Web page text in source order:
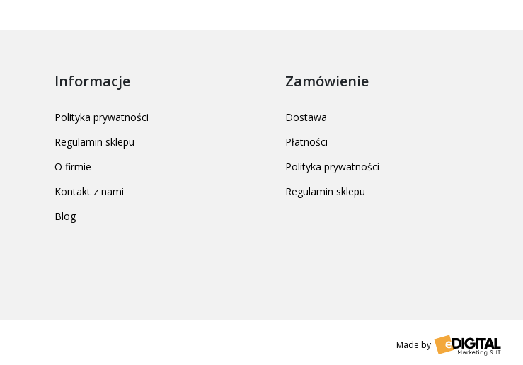
Informacje
Polityka prywatności
Regulamin sklepu
O firmie
Kontakt z nami
Blog
Zamówienie
Dostawa
Płatności
Polityka prywatności
Regulamin sklepu
Made by